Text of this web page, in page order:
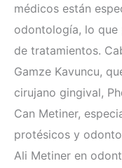
médicos están
odontología, lo que
de tratamientos.
Gamze Kavuncu,
cirujano gingival,
Can Metiner,
protésicos y
Ali Metiner en